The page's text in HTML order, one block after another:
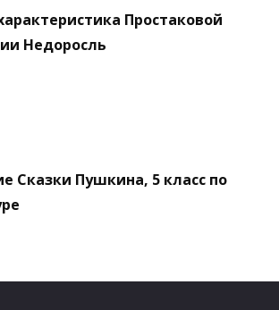
Простаковой
Недоросль
Сказки Пушкина, 5 класс по